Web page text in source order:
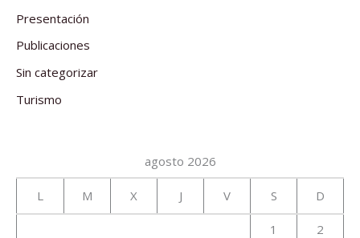
Presentación
Publicaciones
Sin categorizar
Turismo
agosto 2026
L M X J V S D
1
2